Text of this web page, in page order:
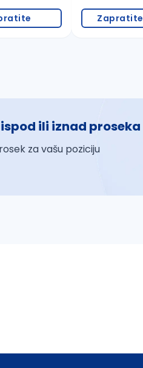
Zapratite
ili iznad proseka
za vašu poziciju